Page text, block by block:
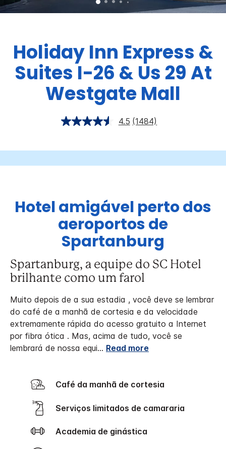
Holiday Inn Express &
Suites I-26 & Us 29 At
Westgate Mall
4.5 (1484)
Hotel amigável perto dos
aeroportos de
Spartanburg
Spartanburg, a equipe do SC Hotel
brilhante como um farol
Muito depois de a sua estadia , você deve se lembrar
do café de a manhã de cortesia e da velocidade
extremamente rápida do acesso gratuito a Internet
por fibra ótica . Mas, acima de tudo, você se
lembrará de nossa equi... Read more
Café da manhã de cortesia
Serviços limitados de camararia
Academia de ginástica